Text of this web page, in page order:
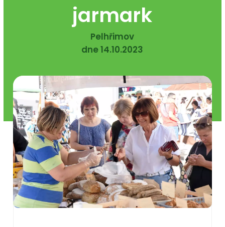
jarmark
Pelhřimov
dne 14.10.2023